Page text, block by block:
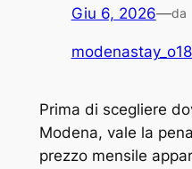
Giu 6, 2026—da
Prima di scegliere
Modena, vale la
prezzo mensile